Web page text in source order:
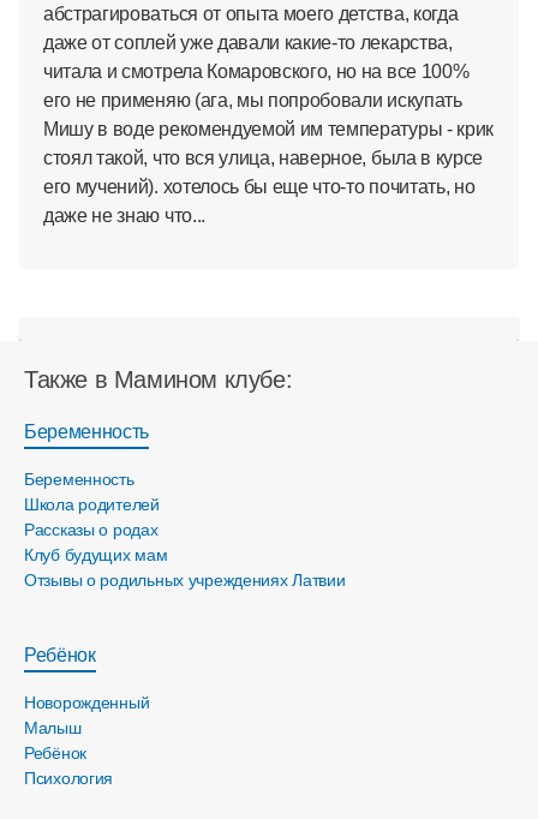
абстрагироваться от опыта моего детства, когда
даже от соплей уже давали какие-то лекарства,
читала и смотрела Комаровского, но на все 100%
его не применяю (ага, мы попробовали искупать
Мишу в воде рекомендуемой им температуры - крик
стоял такой, что вся улица, наверное, была в курсе
его мучений). хотелось бы еще что-то почитать, но
даже не знаю что...
Также в Мамином клубе:
Беременность
Беременность
Школа родителей
Рассказы о родах
Клуб будущих мам
Отзывы о родильных учреждениях Латвии
Ребёнок
Новорожденный
Малыш
Ребёнок
Психология